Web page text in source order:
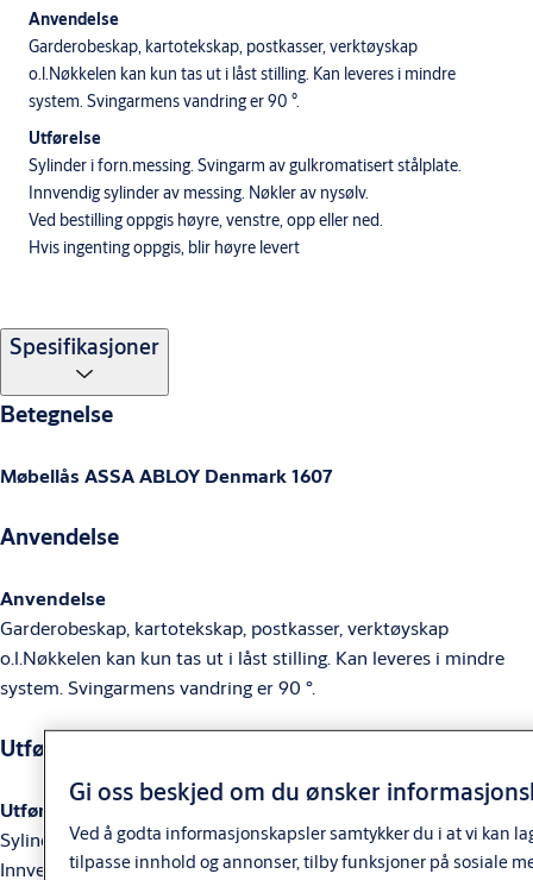
Anvendelse
Garderobeskap, kartotekskap, postkasser, verktøyskap
o.l.Nøkkelen kan kun tas ut i låst stilling. Kan leveres i mindre
system. Svingarmens vandring er 90 °.
Utførelse
Sylinder i forn.messing. Svingarm av gulkromatisert stålplate.
Innvendig sylinder av messing. Nøkler av nysølv.
Ved bestilling oppgis høyre, venstre, opp eller ned.
Hvis ingenting oppgis, blir høyre levert
Spesifikasjoner
Betegnelse
Møbellås ASSA ABLOY Denmark 1607
Anvendelse
Anvendelse
Garderobeskap, kartotekskap, postkasser, verktøyskap
o.l.Nøkkelen kan kun tas ut i låst stilling. Kan leveres i mindre
system. Svingarmens vandring er 90 °.
Utførelse
Utførelse
Sylinder i forn.messing. Svingarm av gulkromatisert stålplate.
Innvendig sylinder av messing. Nøkler av nysølv.
Gi oss beskjed om du ønsker
Ved å godta informasjonskapsler samtykker du i at vi kan
tilpasse innhold og annonser, tilby funksjoner på sosiale